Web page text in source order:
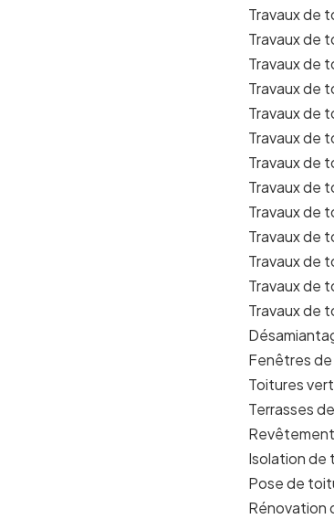
Travaux de
Travaux de
Travaux de
Travaux de
Travaux de
Travaux de
Travaux de
Travaux de
Travaux de
Travaux de
Travaux de
Travaux de
Travaux de
Fenêtres
Toitures
Terrasses
Isolation de
Pose de
Rénovation